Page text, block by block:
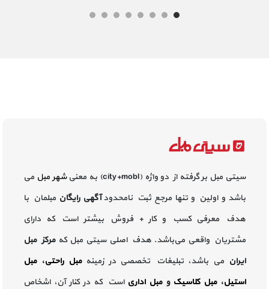
سیتی مبل بر گرفته از دو واژه (city+mobl) به معنی شهر مبل می
باشد و اولین و تنها مرجع ثبت نامحدودآگهی رایگان مبلمان با
هدف معرفی کسب و کار + فروش بیشتر است که دارای
مشتریان واقعی می‌باشد. هدف اصلی سیتی مبل کهمرکز مبل
ایران می باشد، تبلیغات تخصصی در زمینه مبل راحتی،مبل
استیل،مبل کلاسیک ومبل اداری است که در کنار آن، اشخاص